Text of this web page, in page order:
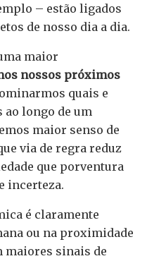
– estão ligados
de nosso dia a dia.
maior
nossos próximos
quais e
ao longo de um
maior senso de
via de regra reduz
que porventura
incerteza.
é claramente
ou na proximidade
maiores sinais de